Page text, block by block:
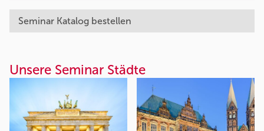
Seminar Katalog bestellen
Unsere Seminar Städte